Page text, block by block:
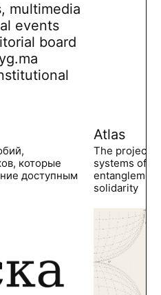
multimedia
events
board
которые
доступным
Atlas
The project
systems of
solidarity